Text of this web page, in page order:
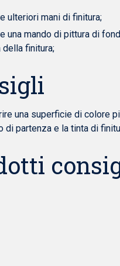
ulteriori mani di finitura;
una mando di pittura di
della finitura;
una superficie di colore
di partenza e la tinta di